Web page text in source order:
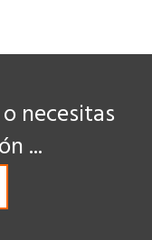
necesitas
...